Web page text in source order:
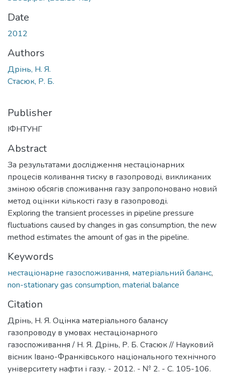
Date
2012
Authors
Дрінь, Н. Я.
Стасюк, Р. Б.
Publisher
ІФНТУНГ
Abstract
За результатами дослідження нестаціонарних
процесів коливання тиску в газопроводі, викликаних
зміною обсягів споживання газу запропоновано новий
метод оцінки кількості газу в газопроводі.
Exploring the transient processes in pipeline pressure
fluctuations caused by changes in gas consumption, the new
method estimates the amount of gas in the pipeline.
Keywords
нестаціонарне газоспоживання, матеріальний баланс,
non-stationary gas consumption, material balance
Citation
Дрінь, Н. Я. Оцінка матеріального балансу
газопроводу в умовах нестаціонарного
газоспоживання / Н. Я. Дрінь, Р. Б. Стасюк // Науковий
вісник Івано-Франківського національного технічного
університету нафти і газу. - 2012. - № 2. - С. 105-106.